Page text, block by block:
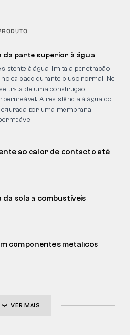
da parte superior à água
à água limita a penetração
calçado durante o uso normal. No
trata de uma construção
A resistência à água do
por uma membrana
ao calor de contacto até
da sola a combustíveis
componentes metálicos
VER MAIS